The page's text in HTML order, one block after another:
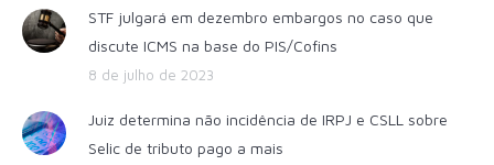
STF julgará em dezembro embargos no caso que
discute ICMS na base do PIS/Cofins
8 de julho de 2023
Juiz determina não incidência de IRPJ e CSLL sobre
Selic de tributo pago a mais